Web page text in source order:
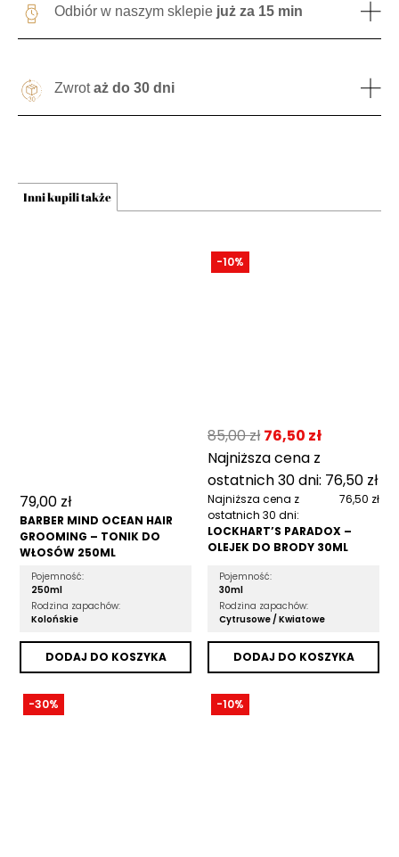
Odbiór w naszym sklepie już za 15 min
Zwrotaż do 30 dni
Inni kupili także
79,00 zł
BARBER MIND OCEAN HAIR
GROOMING – TONIK DO
WŁOSÓW 250ML
Pojemność:
250ml
Rodzina zapachów:
Kolońskie
DODAJ DO KOSZYKA
-10%
85,00zł 76,50 zł
Najniższa cena z
ostatnich 30 dni: 76,50 zł
Najniższa cena z
ostatnich 30 dni:
76,50 zł
LOCKHART’S PARADOX –
OLEJEK DO BRODY 30ML
Pojemność:
30ml
Rodzina zapachów:
Cytrusowe /Kwiatowe
DODAJ DO KOSZYKA
-30% -10%